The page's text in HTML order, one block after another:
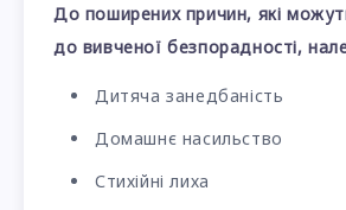
До поширених причин, які
до вивченої безпорадності,
Дитяча занедбаність
Домашнє насильство
Стихійні лиха